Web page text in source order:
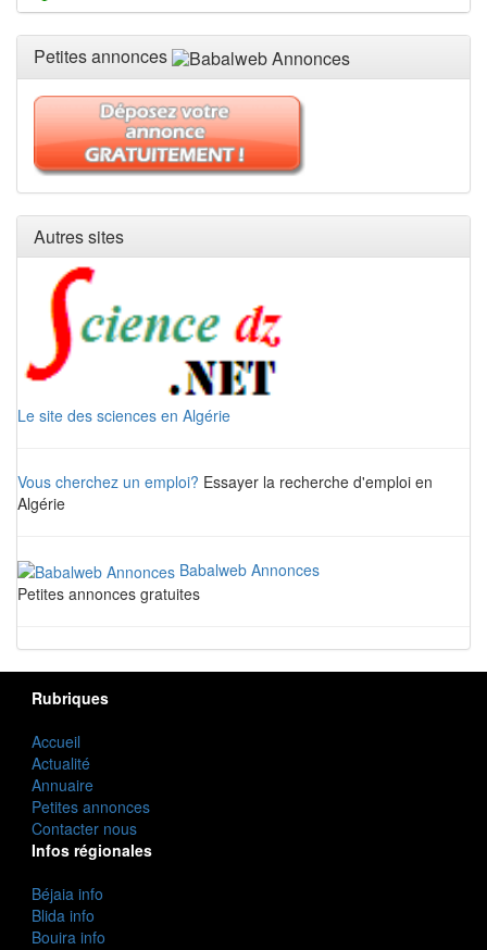
Petites annonces
Autres sites
Le site des sciences en Algérie
Vous cherchez un emploi? Essayer la recherche d'emploi en
Algérie
Babalweb Annonces
Petites annonces gratuites
Rubriques
Accueil
Actualité
Annuaire
Petites annonces
Contacter nous
Infos régionales
Béjaia info
Blida info
Bouira info